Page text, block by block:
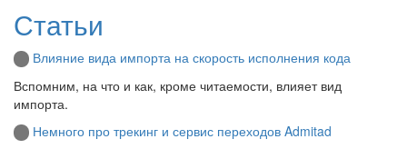
Статьи
Влияние вида импорта на скорость исполнения кода
Вспомним, на что и как, кроме читаемости, влияет вид
импорта.
Немного про трекинг и сервис переходов Admitad